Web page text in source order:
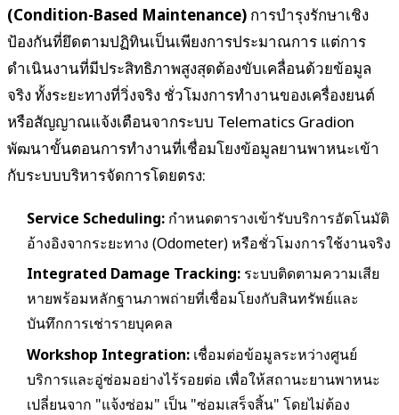
(Condition-Based Maintenance) การบำรุงรักษาเชิง
ป้องกันที่ยึดตามปฏิทินเป็นเพียงการประมาณการ แต่การ
ดำเนินงานที่มีประสิทธิภาพสูงสุดต้องขับเคลื่อนด้วยข้อมูล
จริง ทั้งระยะทางที่วิ่งจริง ชั่วโมงการทำงานของเครื่องยนต์
หรือสัญญาณแจ้งเตือนจากระบบ Telematics Gradion
พัฒนาขั้นตอนการทำงานที่เชื่อมโยงข้อมูลยานพาหนะเข้า
กับระบบบริหารจัดการโดยตรง:
Service Scheduling: กำหนดตารางเข้ารับบริการอัตโนมัติ
อ้างอิงจากระยะทาง (Odometer) หรือชั่วโมงการใช้งานจริง
Integrated Damage Tracking: ระบบติดตามความเสีย
หายพร้อมหลักฐานภาพถ่ายที่เชื่อมโยงกับสินทรัพย์และ
บันทึกการเช่ารายบุคคล
Workshop Integration: เชื่อมต่อข้อมูลระหว่างศูนย์
บริการและอู่ซ่อมอย่างไร้รอยต่อ เพื่อให้สถานะยานพาหนะ
เปลี่ยนจาก "แจ้งซ่อม" เป็น "ซ่อมเสร็จสิ้น" โดยไม่ต้อง